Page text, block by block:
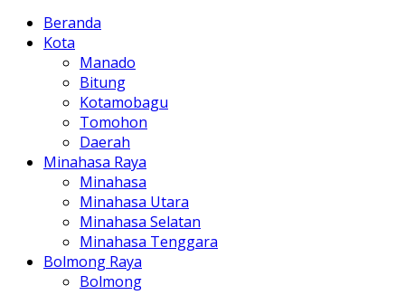
Beranda
Kota
Manado
Bitung
Kotamobagu
Tomohon
Daerah
Minahasa Raya
Minahasa
Minahasa Utara
Minahasa Selatan
Minahasa Tenggara
Bolmong Raya
Bolmong